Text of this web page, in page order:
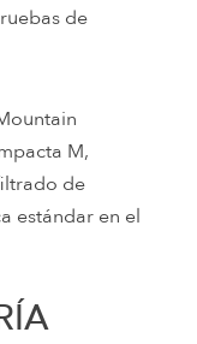
de
M,
de
estándar en el